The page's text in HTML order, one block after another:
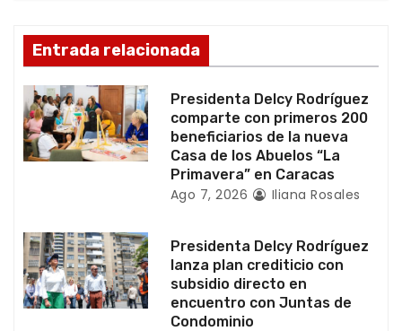
e
e
n
t
a
d
Entrada relacionada
Presidenta Delcy Rodríguez
comparte con primeros 200
beneficiarios de la nueva
Casa de los Abuelos “La
Primavera” en Caracas
Ago 7, 2026 Iliana Rosales
Presidenta Delcy Rodríguez
lanza plan crediticio con
subsidio directo en
encuentro con Juntas de
Condominio